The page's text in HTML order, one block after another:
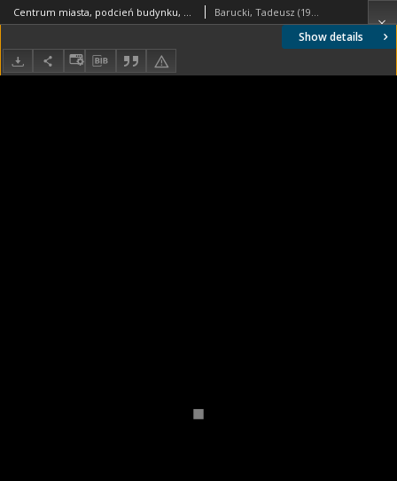
Show details
Centrum miasta, podcień budynku, Hemel Hempstead, Anglia, Wielka Brytania Barucki, Tadeusz (1922- ). Fotograf